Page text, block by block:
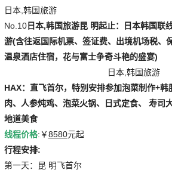
日本,韩国旅游
No.10日本,韩国旅游昆 明起止：日本韩国联
游(含往返国际机票、签证费、出境机场税、
温泉酒店住宿，花与富士争奇斗艳的盛宴)
日本,韩国旅游
HAX：直飞首尔，特别安排参加泡菜制作+
肉、人参炖鸡、泡菜火锅、日式定食、 寿司
地道美食
线程价格:￥8580元起
行程安排:
第一天：昆 明飞首尔